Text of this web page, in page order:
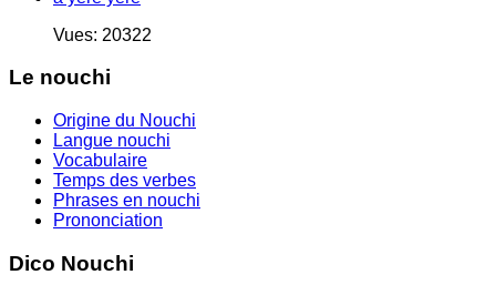
Vues: 20322
Le nouchi
Origine du Nouchi
Langue nouchi
Vocabulaire
Temps des verbes
Phrases en nouchi
Prononciation
Dico Nouchi